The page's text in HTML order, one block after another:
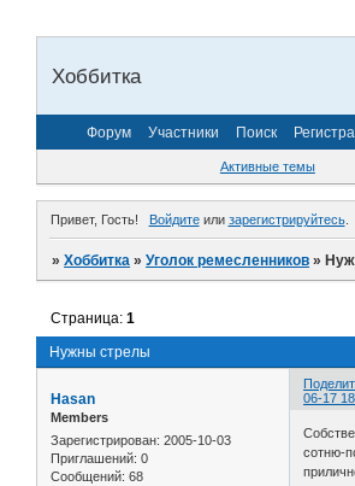
Хоббитка
Форум Участники Поиск
Активные темы
Привет, Гость! Войдитеили зарегистрируйтесь.
»Хоббитка »Уголок ремесленников »
Нужны стрелы
Страница:1
06-17
Hasan
Members
Зарегистрирован: 2005-10-03
Приглашений: 0
Сообщений: 68
сотню-